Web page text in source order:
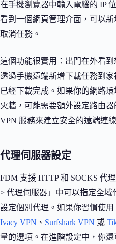
在手機瀏覽器中輸入電腦的 IP
看到一個網頁管理介面，可以
取消任務。
這個功能很實用：出門在外看
透過手機遠端新增下載任務到
已經下載完成。如果你的網路
火牆，可能需要額外設定路由
VPN 服務來建立安全的遠端連線
代理伺服器設定
FDM 支援 HTTP 和 SOCKS 代
> 代理伺服器」中可以指定全域
設定個別代理。如果你習慣使用
Ivacy VPN 、 Surfshark VPN 或
量的選項。在進階設定中，你